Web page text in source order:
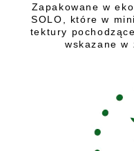
Zapakowane w
SOLO, które w
tektury
wskazane w